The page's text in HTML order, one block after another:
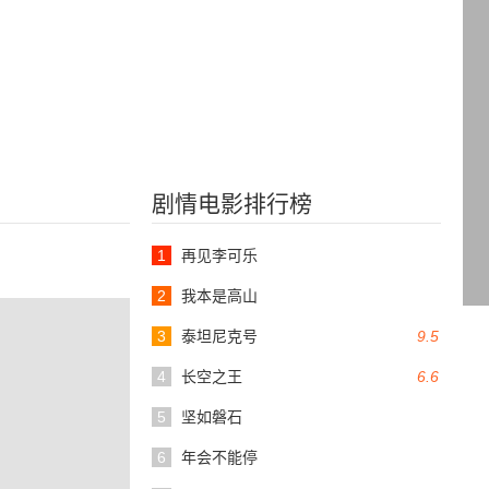
剧情电影排行榜
1 再见李可乐
2 我本是高山
9.5
3 泰坦尼克号
6.6
4 长空之王
5 坚如磐石
6 年会不能停